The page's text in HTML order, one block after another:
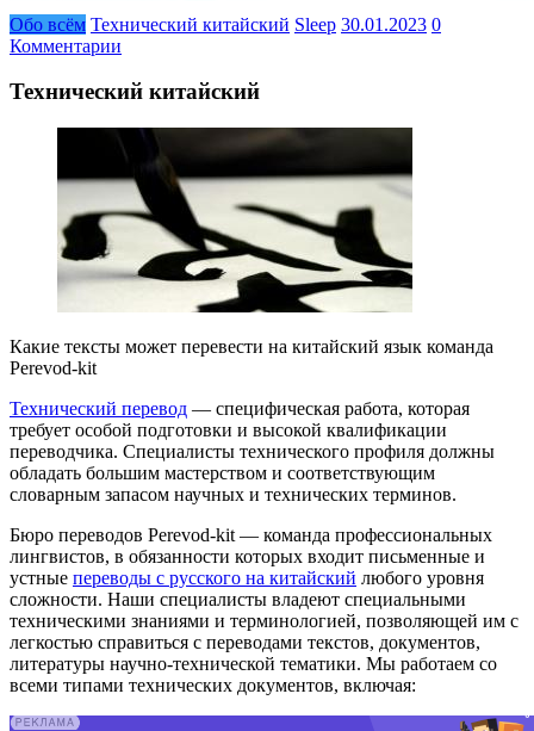
Обо всём Технический китайский Sleep 30.01.2023 0
Комментарии
Технический китайский
Какие тексты может перевести на китайский язык команда
Perevod-kit
Технический перевод — специфическая работа, которая
требует особой подготовки и высокой квалификации
переводчика. Специалисты технического профиля должны
обладать большим мастерством и соответствующим
словарным запасом научных и технических терминов.
Бюро переводов Perevod-kit — команда профессиональных
лингвистов, в обязанности которых входит письменные и
устные переводы с русского на китайский любого уровня
сложности. Наши специалисты владеют специальными
техническими знаниями и терминологией, позволяющей им с
легкостью справиться с переводами текстов, документов,
литературы научно-технической тематики. Мы работаем со
всеми типами технических документов, включая: